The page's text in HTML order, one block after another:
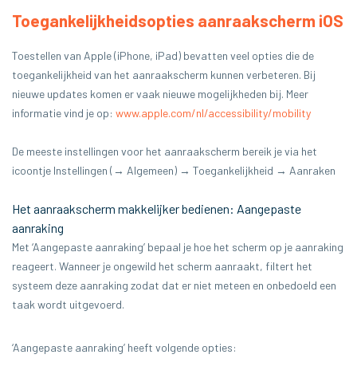
Toegankelijkheidsopties aanraakscherm iOS
Toestellen van Apple (iPhone, iPad) bevatten veel opties die de
toegankelijkheid van het aanraakscherm kunnen verbeteren. Bij
nieuwe updates komen er vaak nieuwe mogelijkheden bij. Meer
informatie vind je op: www.apple.com/nl/accessibility/mobility
De meeste instellingen voor het aanraakscherm bereik je via het
icoontje Instellingen (→ Algemeen) → Toegankelijkheid → Aanraken
Het aanraakscherm makkelijker bedienen: Aangepaste
aanraking
Met ‘Aangepaste aanraking’ bepaal je hoe het scherm op je aanraking
reageert. Wanneer je ongewild het scherm aanraakt, filtert het
systeem deze aanraking zodat dat er niet meteen en onbedoeld een
taak wordt uitgevoerd.
‘Aangepaste aanraking’ heeft volgende opties: